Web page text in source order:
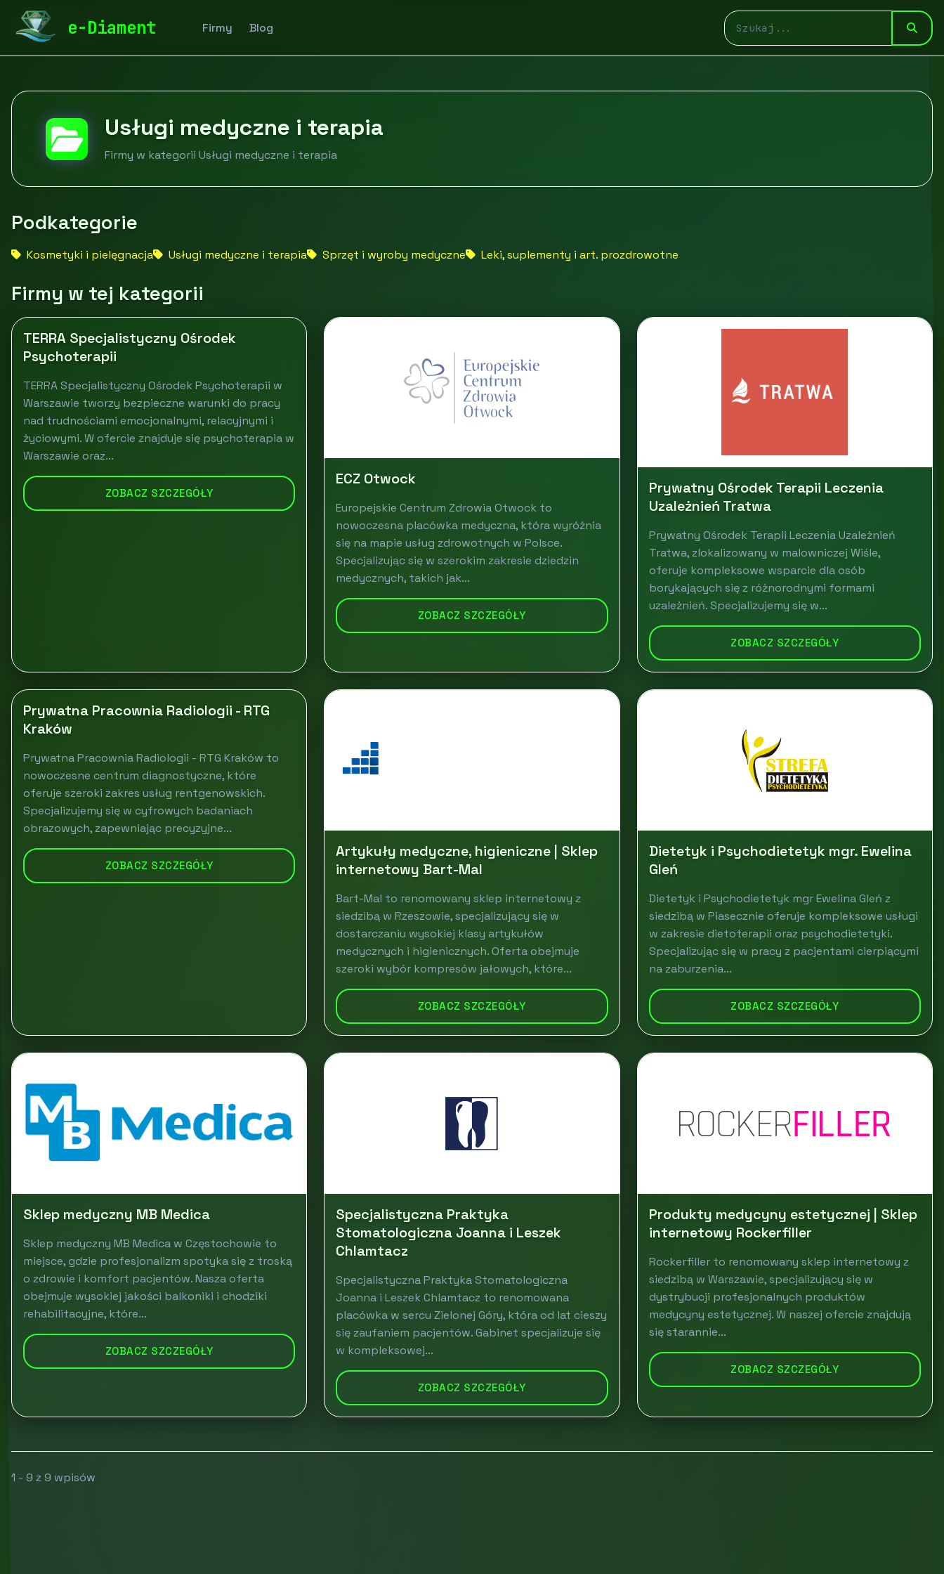
e-Diament Firmy Blog
diamentspa.pl Zdrowie i uroda
Usługi medyczne i terapia
Firmy w kategorii Usługi medyczne i terapia
Podkategorie
Kosmetyki i pielęgnacja Usługi medyczne i terapia Sprzęt i wyroby medyczne Leki, suplementy i art. prozdrowotne
Firmy w tej kategorii
TERRA Specjalistyczny Ośrodek
Psychoterapii
TERRA Specjalistyczny Ośrodek Psychoterapii w
Warszawie tworzy bezpieczne warunki do pracy
nad trudnościami emocjonalnymi, relacyjnymi i
życiowymi. W ofercie znajduje się psychoterapia w
Warszawie oraz...
ZOBACZ SZCZEGÓŁY
ECZ Otwock
Europejskie Centrum Zdrowia Otwock to
nowoczesna placówka medyczna, która wyróżnia
się na mapie usług zdrowotnych w Polsce.
Specjalizując się w szerokim zakresie dziedzin
medycznych, takich jak...
ZOBACZ SZCZEGÓŁY
Prywatny Ośrodek Terapii Leczenia
Uzależnień Tratwa
Prywatny Ośrodek Terapii Leczenia Uzależnień
Tratwa, zlokalizowany w malowniczej Wiśle,
oferuje kompleksowe wsparcie dla osób
borykających się z różnorodnymi formami
uzależnień. Specjalizujemy się w...
ZOBACZ SZCZEGÓŁY
Prywatna Pracownia Radiologii - RTG
Kraków
Prywatna Pracownia Radiologii - RTG Kraków to
nowoczesne centrum diagnostyczne, które
oferuje szeroki zakres usług rentgenowskich.
Specjalizujemy się w cyfrowych badaniach
obrazowych, zapewniając precyzyjne...
ZOBACZ SZCZEGÓŁY
Artykuły medyczne, higieniczne | Sklep
internetowy Bart-Mal
Bart-Mal to renomowany sklep internetowy z
siedzibą w Rzeszowie, specjalizujący się w
dostarczaniu wysokiej klasy artykułów
medycznych i higienicznych. Oferta obejmuje
szeroki wybór kompresów jałowych, które...
ZOBACZ SZCZEGÓŁY
Dietetyk i Psychodietetyk mgr. Ewelina
Gleń
Dietetyk i Psychodietetyk mgr Ewelina Gleń z
siedzibą w Piasecznie oferuje kompleksowe usługi
w zakresie dietoterapii oraz psychodietetyki.
Specjalizując się w pracy z pacjentami cierpiącymi
na zaburzenia...
ZOBACZ SZCZEGÓŁY
Sklep medyczny MB Medica
Sklep medyczny MB Medica w Częstochowie to
miejsce, gdzie profesjonalizm spotyka się z troską
o zdrowie i komfort pacjentów. Nasza oferta
obejmuje wysokiej jakości balkoniki i chodziki
rehabilitacyjne, które...
ZOBACZ SZCZEGÓŁY
Specjalistyczna Praktyka
Stomatologiczna Joanna i Leszek
Chlamtacz
Specjalistyczna Praktyka Stomatologiczna
Joanna i Leszek Chlamtacz to renomowana
placówka w sercu Zielonej Góry, która od lat cieszy
się zaufaniem pacjentów. Gabinet specjalizuje się
w kompleksowej...
ZOBACZ SZCZEGÓŁY
Produkty medycyny estetycznej | Sklep
internetowy Rockerfiller
Rockerfiller to renomowany sklep internetowy z
siedzibą w Warszawie, specjalizujący się w
dystrybucji profesjonalnych produktów
medycyny estetycznej. W naszej ofercie znajdują
się starannie...
ZOBACZ SZCZEGÓŁY
1 - 9 z 9 wpisów